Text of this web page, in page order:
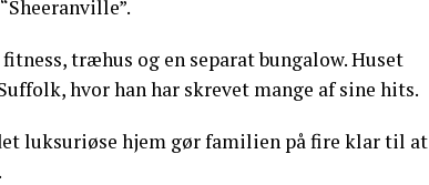
træhus og en separat bungalow. Huset
hvor han har skrevet mange af sine hits.
luksuriøse hjem gør familien på fire klar til at